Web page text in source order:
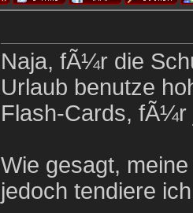
Naja, fÃ¼r die
Urlaub benutze
Flash-Cards, fÃ¼r
Wie gesagt,
jedoch tendiere